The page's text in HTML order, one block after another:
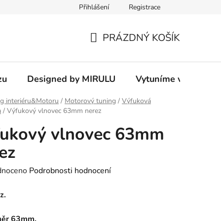
Přihlášení Registrace
KOŠÍK
PRÁZDNÝ KOŠÍK
Designed by MIRULU Vytuníme vám
interiéru&Motoru / Motorový tuning / Výfuková
/ Výfukový vlnovec 63mm nerez
vlnovec 63mm
Podrobnosti hodnocení